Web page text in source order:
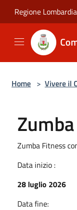
Regione Lombardia
Home > Vivere il
Zumba Fitness
Data inizio :
28 luglio 2026
Data fine: